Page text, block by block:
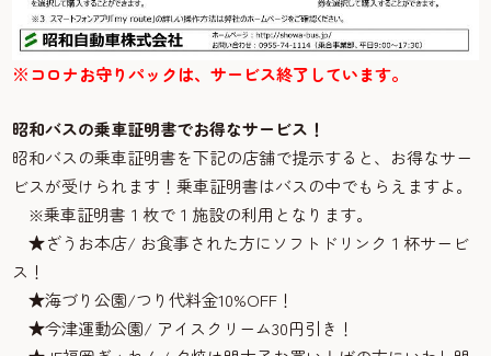
※コロナお守りパックは、サービス終了しています。
昭和バスの乗車証明書でお得なサービス！
昭和バスの乗車証明書を下記の店舗で提示すると、お得なサー
ビスが受けられます！乗車証明書はバスの中でもらえますよ。
※乗車証明書１枚で１施設の利用となります。
★ざうお本店/ お食事された方にソフトドリンク１杯サービ
ス！
★海づり公園/つり代料金10%OFF！
★今津運動公園/ アイスクリーム30円引き！